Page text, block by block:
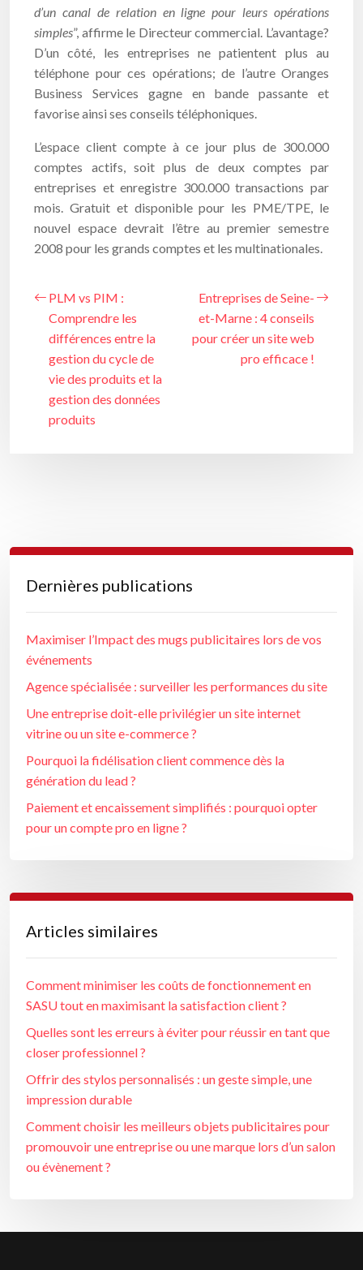
d’un canal de relation en ligne pour leurs opérations
simples”, affirme le Directeur commercial. L’avantage?
D’un côté, les entreprises ne patientent plus au
téléphone pour ces opérations; de l’autre Oranges
Business Services gagne en bande passante et
favorise ainsi ses conseils téléphoniques.
L’espace client compte à ce jour plus de 300.000
comptes actifs, soit plus de deux comptes par
entreprises et enregistre 300.000 transactions par
mois. Gratuit et disponible pour les PME/TPE, le
nouvel espace devrait l’être au premier semestre
2008 pour les grands comptes et les multinationales.
PLM vs PIM :
Comprendre les
différences entre la
gestion du cycle de
vie des produits et la
gestion des données
produits
Entreprises de Seine-
et-Marne : 4 conseils
pour créer un site web
pro efficace !
Dernières publications
Maximiser l’Impact des mugs publicitaires lors de vos
événements
Agence spécialisée : surveiller les performances du site
Une entreprise doit-elle privilégier un site internet
vitrine ou un site e-commerce ?
Pourquoi la fidélisation client commence dès la
génération du lead ?
Paiement et encaissement simplifiés : pourquoi opter
pour un compte pro en ligne ?
Articles similaires
Comment minimiser les coûts de fonctionnement en
SASU tout en maximisant la satisfaction client ?
Quelles sont les erreurs à éviter pour réussir en tant que
closer professionnel ?
Offrir des stylos personnalisés : un geste simple, une
impression durable
Comment choisir les meilleurs objets publicitaires pour
promouvoir une entreprise ou une marque lors d’un salon
ou évènement ?